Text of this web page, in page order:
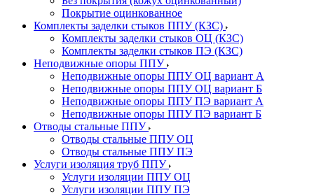
Покрытие оцинкованное
Комплекты заделки стыков ППУ (КЗС)
Комплекты заделки стыков ОЦ (КЗС)
Комплекты заделки стыков ПЭ (КЗС)
Неподвижные опоры ППУ
Неподвижные опоры ППУ ОЦ вариант А
Неподвижные опоры ППУ ОЦ вариант Б
Неподвижные опоры ППУ ПЭ вариант А
Неподвижные опоры ППУ ПЭ вариант Б
Отводы стальные ППУ
Отводы стальные ППУ ОЦ
Отводы стальные ППУ ПЭ
Услуги изоляция труб ППУ
Услуги изоляции ППУ ОЦ
Услуги изоляции ППУ ПЭ